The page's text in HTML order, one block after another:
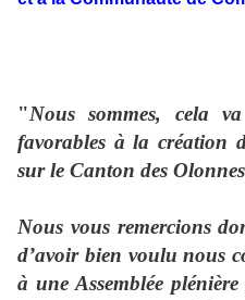
"Nous sommes, cela
favorables à la création
sur le Canton des Olonnes
Nous vous remercions
d’avoir bien voulu nous
à une Assemblée